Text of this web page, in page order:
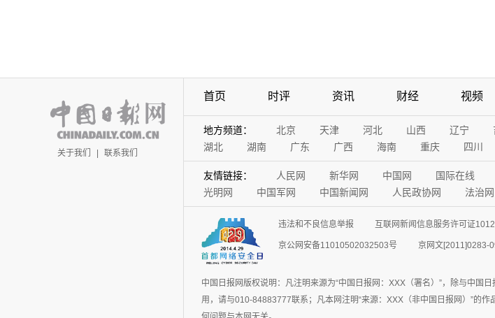
关于我们 | 联系我们
首页 时评 资讯 财经 视频
地方频道： 北京 天津 河北 山西 辽宁
湖北
湖南 广东 广西 海南 重庆 四川
友情链接： 人民网 新华网 中国网 国际在线
光明网
中国军网 中国新闻网 人民政协网 法治网
违法和不良信息举报 互联网新闻信息服务许可证
京公网安备11010502032503号 京网文[2011]0283-
中国日报网版权说明：凡注明来源为“中国日报网：XXX（署名）”，除与中国
用，请与010-84883777联系；凡本网注明“来源：XXX（非中国日报网）”的